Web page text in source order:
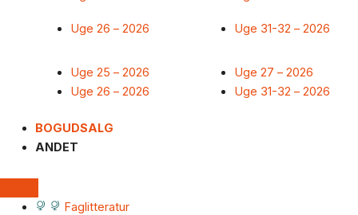
Uge 26 – 2026 Uge 31-32 – 2026
Uge 25 – 2026
Uge 26 – 2026
Uge 27 – 2026
Uge 31-32 – 2026
BOGUDSALG
ANDET
Faglitteratur